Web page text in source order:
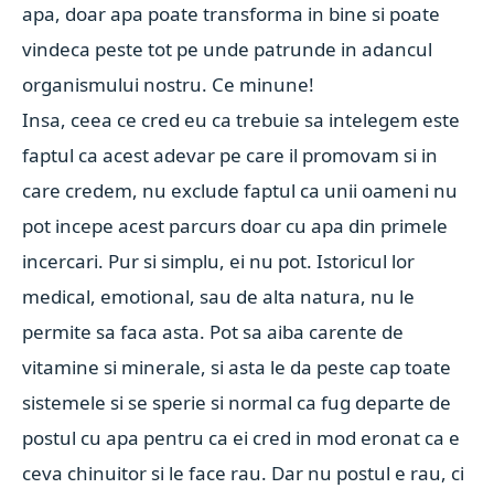
apa, doar apa poate transforma in bine si poate
vindeca peste tot pe unde patrunde in adancul
organismului nostru. Ce minune!
Insa, ceea ce cred eu ca trebuie sa intelegem este
faptul ca acest adevar pe care il promovam si in
care credem, nu exclude faptul ca unii oameni nu
pot incepe acest parcurs doar cu apa din primele
incercari. Pur si simplu, ei nu pot. Istoricul lor
medical, emotional, sau de alta natura, nu le
permite sa faca asta. Pot sa aiba carente de
vitamine si minerale, si asta le da peste cap toate
sistemele si se sperie si normal ca fug departe de
postul cu apa pentru ca ei cred in mod eronat ca e
ceva chinuitor si le face rau. Dar nu postul e rau, ci